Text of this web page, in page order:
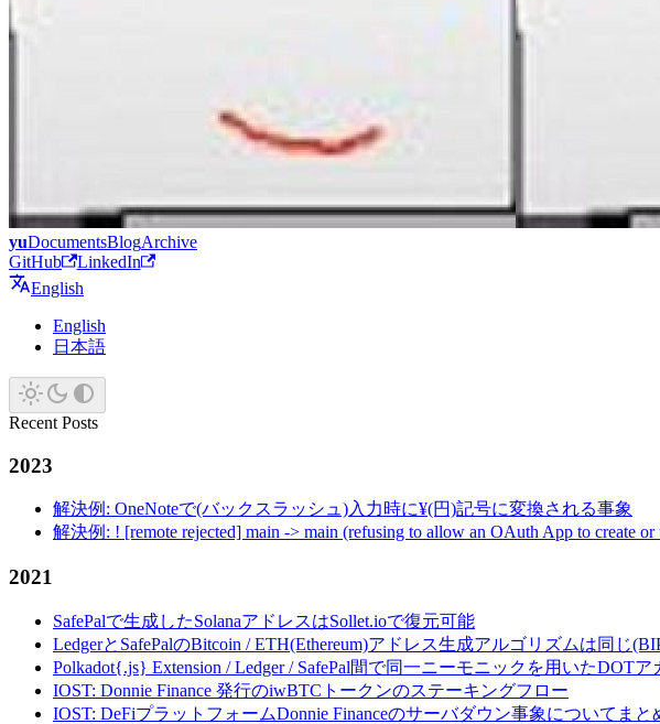
yuDocumentsBlogArchive
GitHub
LinkedIn
English
English
日本語
Recent Posts
2023
解決例: OneNoteで(バックスラッシュ)入力時に¥(円)記号に変換される事象
解決例: ! [remote rejected] main -> main (refusing to allow an OAuth App to
2021
SafePalで生成したSolanaアドレスはSollet.ioで復元可能
LedgerとSafePalのBitcoin / ETH(Ethereum)アドレス生成アルゴリズムは同じ
Polkadot{.js} Extension / Ledger / SafePal間で同一ニーモニックを用いたDOT
IOST: Donnie Finance 発行のiwBTCトークンのステーキングフロー
IOST: DeFiプラットフォームDonnie Financeのサーバダウン事象についてまと